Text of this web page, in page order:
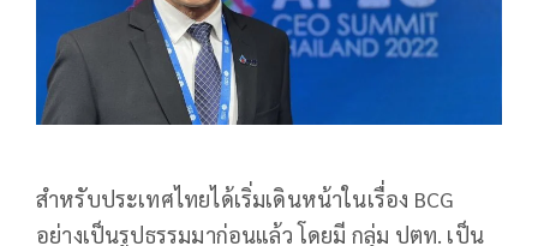
สำหรับประเทศไทยได้เริ่มเดินหน้าในเรื่อง BCG
อย่างเป็นรูปธรรมมาก่อนแล้ว โดยมี กลุ่ม ปตท. เป็น